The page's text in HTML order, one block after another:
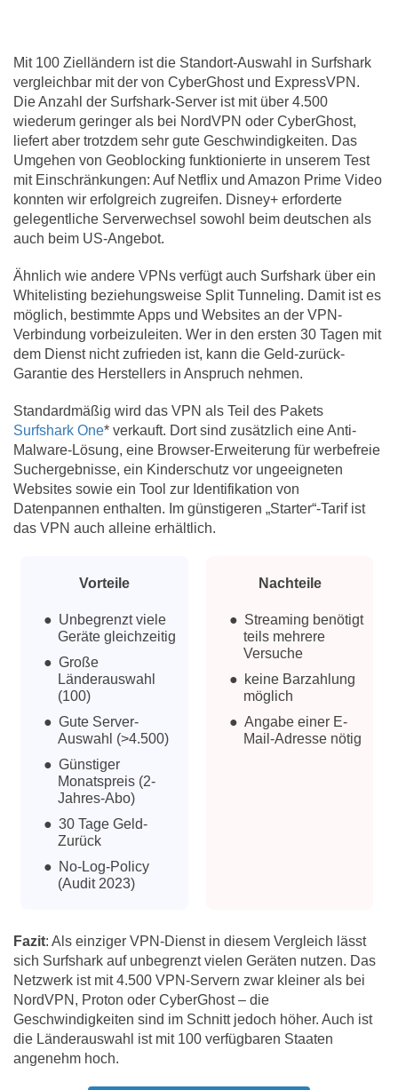
Mit 100 Zielländern ist die Standort-Auswahl in Surfshark
vergleichbar mit der von CyberGhost und ExpressVPN.
Die Anzahl der Surfshark-Server ist mit über 4.500
wiederum geringer als bei NordVPN oder CyberGhost,
liefert aber trotzdem sehr gute Geschwindigkeiten. Das
Umgehen von Geoblocking funktionierte in unserem Test
mit Einschränkungen: Auf Netflix und Amazon Prime Video
konnten wir erfolgreich zugreifen. Disney+ erforderte
gelegentliche Serverwechsel sowohl beim deutschen als
auch beim US-Angebot.
Ähnlich wie andere VPNs verfügt auch Surfshark über ein
Whitelisting beziehungsweise Split Tunneling. Damit ist es
möglich, bestimmte Apps und Websites an der VPN-
Verbindung vorbeizuleiten. Wer in den ersten 30 Tagen mit
dem Dienst nicht zufrieden ist, kann die Geld-zurück-
Garantie des Herstellers in Anspruch nehmen.
Standardmäßig wird das VPN als Teil des Pakets
Surfshark One* verkauft. Dort sind zusätzlich eine Anti-
Malware-Lösung, eine Browser-Erweiterung für werbefreie
Suchergebnisse, ein Kinderschutz vor ungeeigneten
Websites sowie ein Tool zur Identifikation von
Datenpannen enthalten. Im günstigeren „Starter“-Tarif ist
das VPN auch alleine erhältlich.
Vorteile
Unbegrenzt viele
Geräte gleichzeitig
Große
Länderauswahl
(100)
Gute Server-
Auswahl (>4.500)
Günstiger
Monatspreis (2-
Jahres-Abo)
30 Tage Geld-
Zurück
No-Log-Policy
(Audit 2023)
Nachteile
Streaming benötigt
teils mehrere
Versuche
keine Barzahlung
möglich
Angabe einer E-
Mail-Adresse nötig
Fazit: Als einziger VPN-Dienst in diesem Vergleich lässt
sich Surfshark auf unbegrenzt vielen Geräten nutzen. Das
Netzwerk ist mit 4.500 VPN-Servern zwar kleiner als bei
NordVPN, Proton oder CyberGhost – die
Geschwindigkeiten sind im Schnitt jedoch höher. Auch ist
die Länderauswahl ist mit 100 verfügbaren Staaten
angenehm hoch.